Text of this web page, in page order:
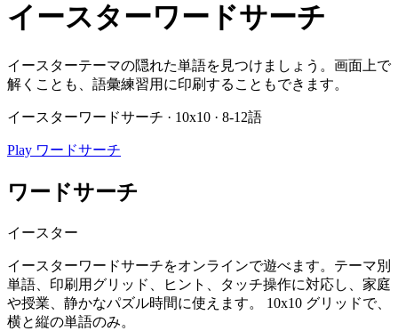
イースターワードサーチ
イースターテーマの隠れた単語を見つけましょう。画面上で
解くことも、語彙練習用に印刷することもできます。
イースターワードサーチ · 10x10 · 8-12語
Play ワードサーチ
ワードサーチ
イースター
イースターワードサーチをオンラインで遊べます。テーマ別
単語、印刷用グリッド、ヒント、タッチ操作に対応し、家庭
や授業、静かなパズル時間に使えます。
10x10 グリッドで、
横と縦の単語のみ。